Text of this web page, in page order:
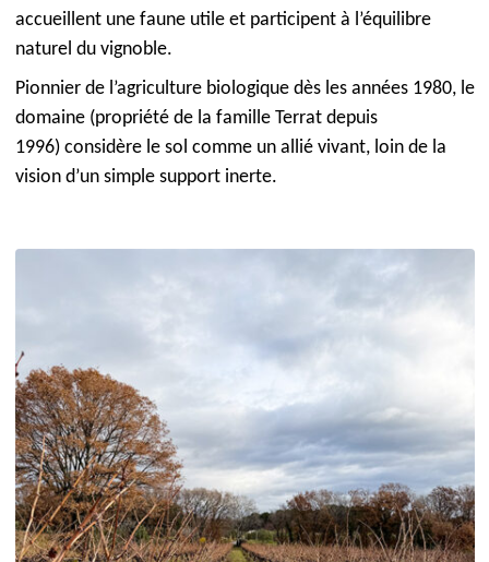
accueillent une faune utile et participent à l’équilibre
naturel du vignoble.
Pionnier de l’agriculture biologique dès les années 1980, le
domaine (propriété de la famille Terrat depuis
1996) considère le sol comme un allié vivant, loin de la
vision d’un simple support inerte.